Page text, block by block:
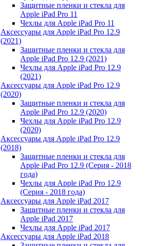
Защитные пленки и стекла для
Apple iPad Pro 11
Чехлы для Apple iPad Pro 11
Аксессуары для Apple iPad Pro 12.9
(2021)
Защитные пленки и стекла для
Apple iPad Pro 12.9 (2021)
Чехлы для Apple iPad Pro 12.9
(2021)
Аксессуары для Apple iPad Pro 12.9
(2020)
Защитные пленки и стекла для
Apple iPad Pro 12.9 (2020)
Чехлы для Apple iPad Pro 12.9
(2020)
Аксессуары для Apple iPad Pro 12.9
(2018)
Защитные пленки и стекла для
Apple iPad Pro 12.9 (Серия - 2018
года)
Чехлы для Apple iPad Pro 12.9
(Серия - 2018 года)
Аксессуары для Apple iPad 2017
Защитные пленки и стекла для
Apple iPad 2017
Чехлы для Apple iPad 2017
Аксессуары для Apple iPad 2018